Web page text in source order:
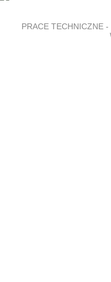
PRACE TECHNICZNE